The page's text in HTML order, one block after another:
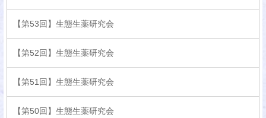
【第53回】生態生薬研究会
【第52回】生態生薬研究会
【第51回】生態生薬研究会
【第50回】生態生薬研究会